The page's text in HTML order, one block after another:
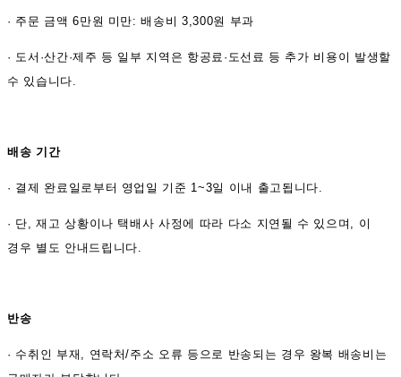
· 주문 금액 6만원 미만: 배송비 3,300원 부과
· 도서·산간·제주 등 일부 지역은 항공료·도선료 등 추가 비용이 발생할
수 있습니다.
배송 기간
· 결제 완료일로부터 영업일 기준 1~3일 이내 출고됩니다.
· 단, 재고 상황이나 택배사 사정에 따라 다소 지연될 수 있으며, 이
경우 별도 안내드립니다.
반송
· 수취인 부재, 연락처/주소 오류 등으로 반송되는 경우 왕복 배송비는